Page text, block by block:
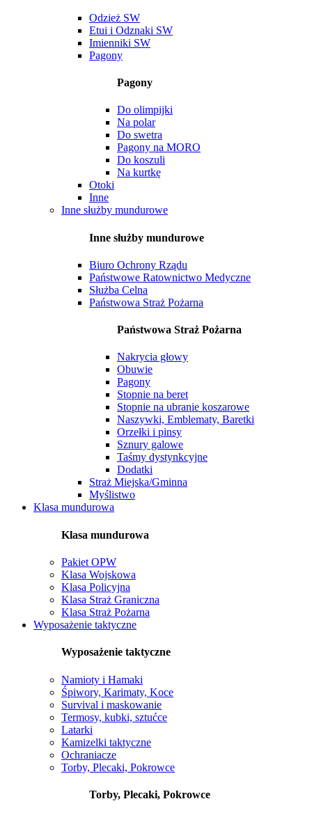
Odzież SW
Etui i Odznaki SW
Imienniki SW
Pagony
Pagony
Do olimpijki
Na polar
Do swetra
Pagony na MORO
Do koszuli
Na kurtkę
Otoki
Inne
Inne służby mundurowe
Inne służby mundurowe
Biuro Ochrony Rządu
Państwowe Ratownictwo Medyczne
Służba Celna
Państwowa Straż Pożarna
Państwowa Straż Pożarna
Nakrycia głowy
Obuwie
Pagony
Stopnie na beret
Stopnie na ubranie koszarowe
Naszywki, Emblematy, Baretki
Orzełki i pinsy
Sznury galowe
Taśmy dystynkcyjne
Dodatki
Straż Miejska/Gminna
Myślistwo
Klasa mundurowa
Klasa mundurowa
Pakiet OPW
Klasa Wojskowa
Klasa Policyjna
Klasa Straż Graniczna
Klasa Straż Pożarna
Wyposażenie taktyczne
Wyposażenie taktyczne
Namioty i Hamaki
Śpiwory, Karimaty, Koce
Survival i maskowanie
Termosy, kubki, sztućce
Latarki
Kamizelki taktyczne
Ochraniacze
Torby, Plecaki, Pokrowce
Torby, Plecaki, Pokrowce